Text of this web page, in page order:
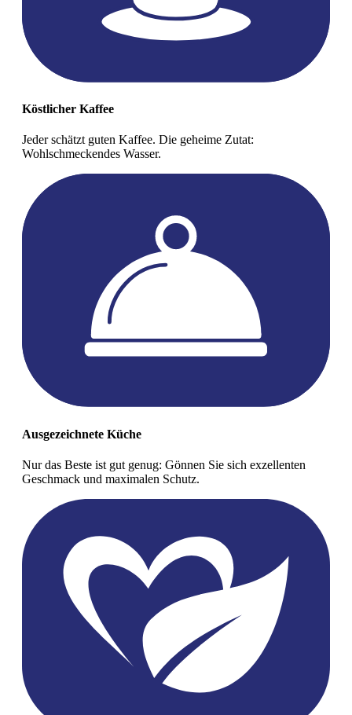
Köstlicher Kaffee
Jeder schätzt guten Kaffee. Die geheime Zutat:
Wohlschmeckendes Wasser.
Ausgezeichnete Küche
Nur das Beste ist gut genug: Gönnen Sie sich exzellenten
Geschmack und maximalen Schutz.